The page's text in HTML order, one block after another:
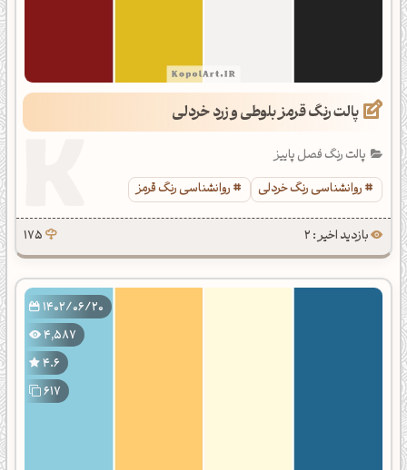
پالت رنگ قرمز بلوطی و زرد خردلی
پالت رنگ فصل پاییز
روانشناسی رنگ خردلی
روانشناسی رنگ قرمز
بازدید اخیر : 2 175
1402/06/20
4,587
4.6
617